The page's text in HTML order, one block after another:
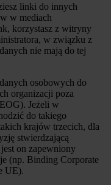
linki do innych
w mediach
korzystasz z witryny
w związku z
nie mają do tej
osobowych do
organizacji poza
Jeżeli w
do takiego
krajów trzecich, dla
stwierdzającą
on zapewniony
(np. Binding Corporate
UE).